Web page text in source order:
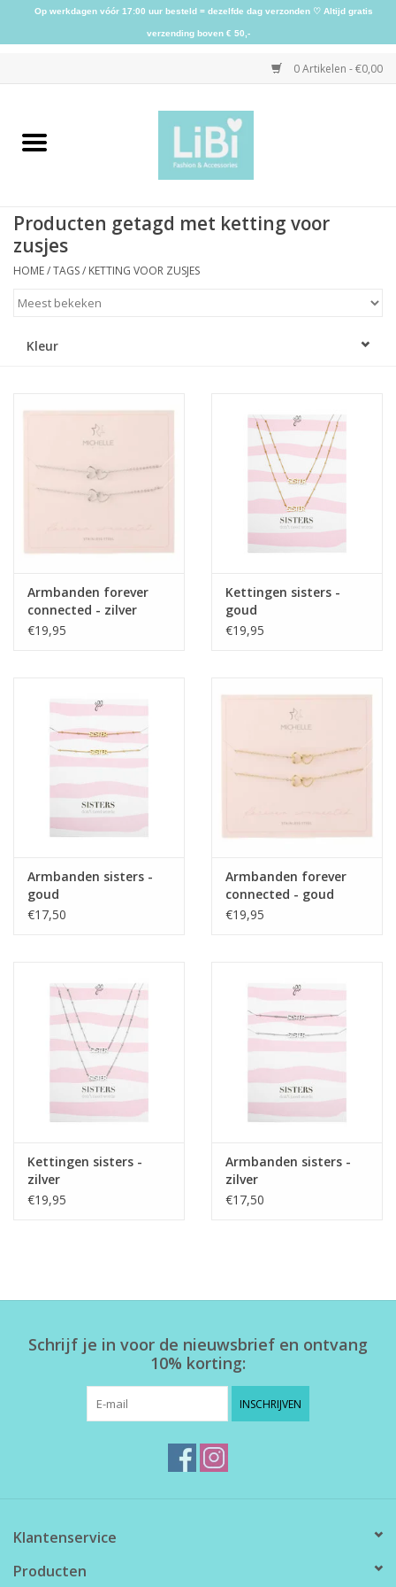
0 Artikelen - €0,00
Home
Kleding
Sieraden
SALE
Herensokken
Producten getagd met ketting voor
zusjes
HOME/TAGS/ KETTING VOOR ZUSJES
Kleur
Armbanden forever
connected - zilver
€19,95
Kettingen sisters -
goud
€19,95
Armbanden sisters -
goud
€17,50
Armbanden forever
connected - goud
€19,95
Kettingen sisters -
zilver
€19,95
Armbanden sisters -
zilver
€17,50
Schrijf je in voor de nieuwsbrief en ontvang
10% korting:
INSCHRIJVEN
Klantenservice
Producten
Op werkdagen vóór 17:00 uur besteld = dezelfde dag verzonden ♡ Altijd gratis
verzending boven € 50,-